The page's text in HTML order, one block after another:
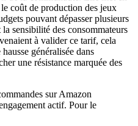
coût de production des jeux
pouvant dépasser plusieurs
sensibilité des consommateurs
à valider ce tarif, cela
généralisée dans
une résistance marquée des
sur Amazon
actif. Pour le